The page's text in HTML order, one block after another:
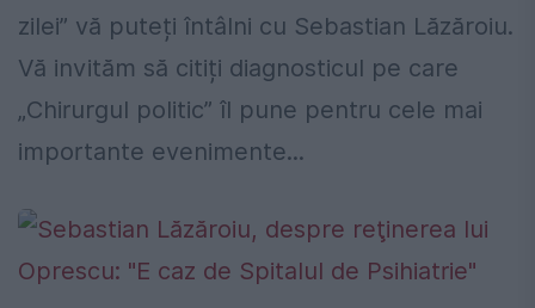
zilei” vă puteți întâlni cu Sebastian Lăzăroiu.
Vă invităm să citiți diagnosticul pe care
„Chirurgul politic” îl pune pentru cele mai
importante evenimente...